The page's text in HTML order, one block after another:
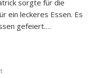
sorgte für die
ein leckeres Essen. Es
gefeiert.…